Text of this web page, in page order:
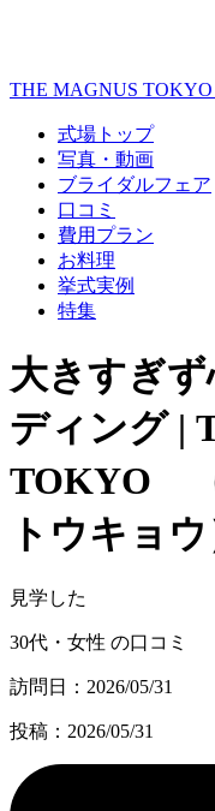
THE MAGNUS
式場トップ
写真・動画
ブライダルフェア
口コミ
費用プラン
お料理
挙式実例
特集
大きすぎ
ディング |
TOKYO
トウキョウ
見学した
30代・女性 の口コミ
訪問日：2026/05/31
投稿：2026/05/31